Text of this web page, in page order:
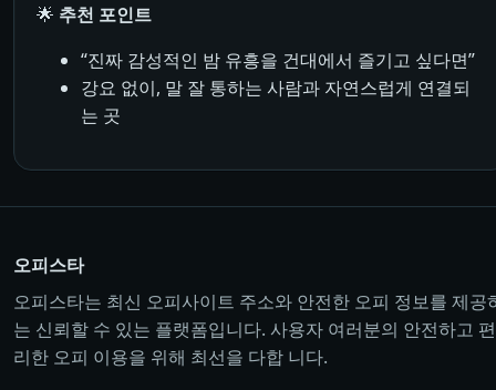
🌟 추천 포인트
“진짜 감성적인 밤 유흥을 건대에서 즐기고 싶다면”
강요 없이, 말 잘 통하는 사람과 자연스럽게 연결되
는 곳
오피스타
오피스타는 최신 오피사이트 주소와 안전한 오피 정보를 제공
는 신뢰할 수 있는 플랫폼입니다. 사용자 여러분의 안전하고 편
리한 오피 이용을 위해 최선을 다합 니다.